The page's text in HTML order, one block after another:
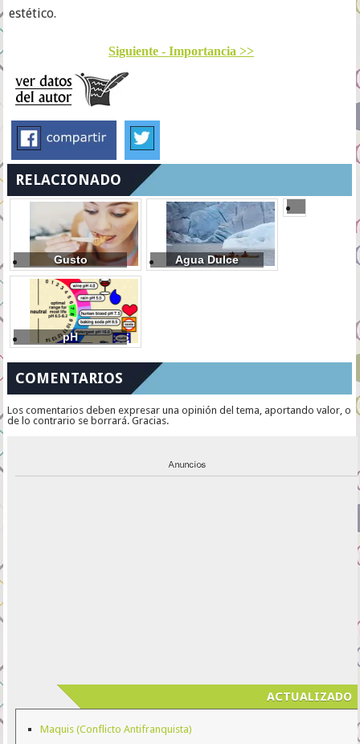
estético.
Siguiente - Importancia >>
RELACIONADO
Gusto Agua Dulce
pH
COMENTARIOS
Los comentarios deben expresar una opinión del tema, aportando valor, o
de lo contrario se borrará. Gracias.
ACTUALIZADO
Maquis (Conflicto Antifranquista)